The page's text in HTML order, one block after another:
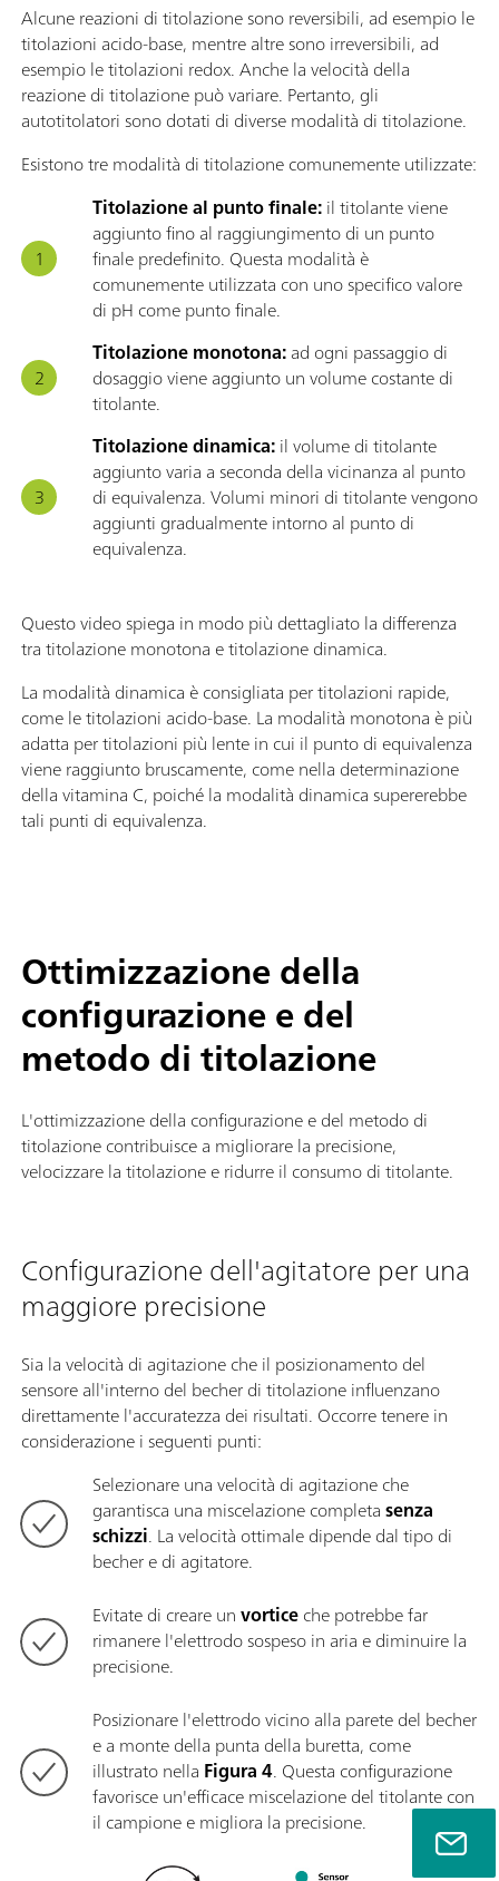
Alcune reazioni di titolazione sono reversibili, ad esempio le
titolazioni acido-base, mentre altre sono irreversibili, ad
esempio le titolazioni redox. Anche la velocità della
reazione di titolazione può variare. Pertanto, gli
autotitolatori sono dotati di diverse modalità di titolazione.
Esistono tre modalità di titolazione comunemente utilizzate:
Titolazione al punto finale:il titolante viene
aggiunto fino al raggiungimento di un punto
finale predefinito. Questa modalità è
comunemente utilizzata con uno specifico valore
di pH come punto finale.
Titolazione monotona:ad ogni passaggio di
dosaggio viene aggiunto un volume costante di
titolante.
Titolazione dinamica:il volume di titolante
aggiunto varia a seconda della vicinanza al punto
di equivalenza. Volumi minori di titolante vengono
aggiunti gradualmente intorno al punto di
equivalenza.
Questo video spiega in modo più dettagliato la differenza
tra titolazione monotona e titolazione dinamica.
La modalità dinamica è consigliata per titolazioni rapide,
come le titolazioni acido-base. La modalità monotona è più
adatta per titolazioni più lente in cui il punto di equivalenza
viene raggiunto bruscamente, come nella determinazione
della vitamina C, poiché la modalità dinamica supererebbe
tali punti di equivalenza.
Ottimizzazione della
configurazione e del
metodo di titolazione
L'ottimizzazione della configurazione e del metodo di
titolazione contribuisce a migliorare la precisione,
velocizzare la titolazione e ridurre il consumo di titolante.
Configurazione dell'agitatore per una
maggiore precisione
Sia la velocità di agitazione che il posizionamento del
sensore all'interno del becher di titolazione influenzano
direttamente l'accuratezza dei risultati. Occorre tenere in
considerazione i seguenti punti:
Selezionare una velocità di agitazione che
garantisca una miscelazione completasenza
schizzi. La velocità ottimale dipende dal tipo di
becher e di agitatore.
Evitate di creare unvorticeche potrebbe far
rimanere l'elettrodo sospeso in aria e diminuire la
precisione.
Posizionare l'elettrodo vicino alla parete del becher
e a monte della punta della buretta, come
illustrato nella Figura 4. Questa configurazione
favorisce un'efficace miscelazione del titolante con
il campione e migliora la precisione.